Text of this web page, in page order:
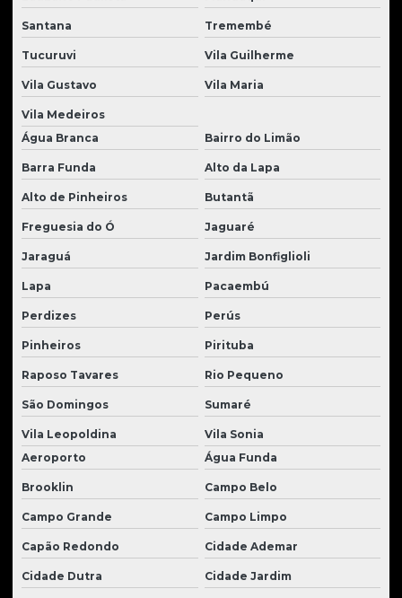
Motores para tratores
Pá carregadeira usada
Parafuso para trator de esteira
Peças para carregadeira volvo
Peças caterpillar
Peças caterpillar usadas
Peças para escavadeira hidráulica
Peças para escavadeiras
Peças para escavadeiras case
Peças para escavadeiras Hyundai
Peças para escavadeiras komatsu
Peças para moto scraper
Peças para motoniveladoras
Peças para motor cummins
Peças para motor perkins
Peças para motor de trator
Peças para pá carregadeira
Peças para retroescavadeiras
Santana Tremembé
Tucuruvi Vila Guilherme
Vila Gustavo Vila Maria
Vila Medeiros
Água Branca
Bairro do Limão
Barra Funda Alto da Lapa
Alto de Pinheiros Butantã
Freguesia do Ó Jaguaré
Jaraguá Jardim Bonfiglioli
Lapa Pacaembú
Perdizes Perús
Pinheiros Pirituba
Raposo Tavares Rio Pequeno
São Domingos Sumaré
Vila Leopoldina
Vila Sonia
Aeroporto
Água Funda
Brooklin Campo Belo
Campo Grande Campo Limpo
Capão Redondo Cidade Ademar
Cidade Dutra Cidade Jardim